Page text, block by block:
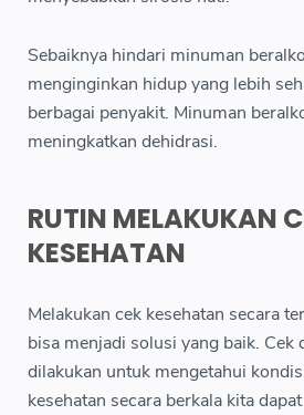
Sebaiknya hindari minuman
menginginkan hidup yang lebih
berbagai penyakit. Minuman
meningkatkan dehidrasi.
RUTIN MELAKUKAN
KESEHATAN
Melakukan cek kesehatan secara
bisa menjadi solusi yang baik. Cek
dilakukan untuk mengetahui
kesehatan secara berkala kita